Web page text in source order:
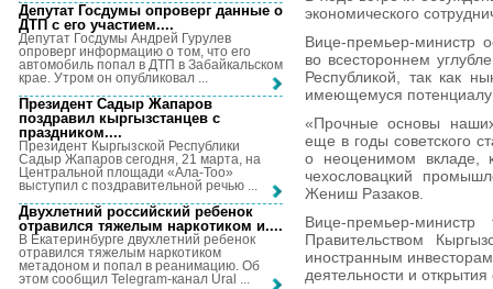
экономического
Вице-премьер-министр
во всестороннем
Республикой, так как
имеющемуся потенциалу
«Прочные основы
еще в годы советского
о неоценимом вкладе,
чехословацкий
Жениш Разаков.
Вице-премьер-
Правительством
иностранным
деятельности и
Депутат Госдумы опроверг данные о
ДТП с его участием....
Депутат Госдумы Андрей Гурулев
опроверг информацию о том, что его
автомобиль попал в ДТП в Забайкальском
крае. Утром он опубликовал ...
Президент Садыр Жапаров
поздравил кыргызстанцев с
праздником....
Президент Кыргызской Республики
Садыр Жапаров сегодня, 21 марта, на
Центральной площади «Ала-Тоо»
выступил с поздравительной речью ...
Двухлетний российский ребенок
отравился тяжелым наркотиком и....
В Екатеринбурге двухлетний ребенок
отравился тяжелым наркотиком
метадоном и попал в реанимацию. Об
этом сообщил Telegram-канал Ural ...